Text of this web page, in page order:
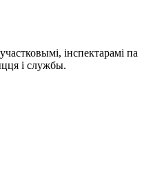
інспектарамі па
і службы.